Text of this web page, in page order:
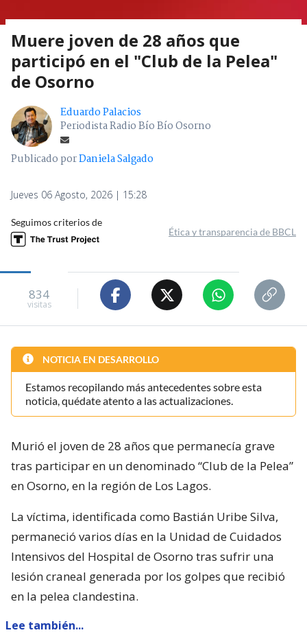
Muere joven de 28 años que
participó en el "Club de la Pelea"
de Osorno
Eduardo Palacios
Periodista Radio Bío Bío Osorno
Publicado porDaniela Salgado
Jueves 06 Agosto, 2026 | 15:28
Seguimos criterios de
Ética y transparencia de BBCL
834
visitas
NOTICIA EN DESARROLLO
Estamos recopilando más antecedentes sobre esta
noticia, quédate atento a las actualizaciones.
Murió el joven de 28 años que permanecía grave
tras participar en un denominado “Club de la Pelea”
en Osorno, en la región de Los Lagos.
La víctima, identificada como Bastián Uribe Silva,
permaneció varios días en la Unidad de Cuidados
Intensivos del Hospital de Osorno tras sufrir una
lesión craneal generada por los golpes que recibió
en la pelea clandestina.
Lee también...